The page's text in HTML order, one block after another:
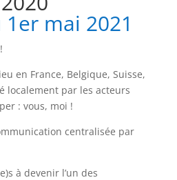
mai 2021
en France, Belgique, Suisse,
localement par les acteurs
: vous, moi !
centralisée par
à devenir l’un des